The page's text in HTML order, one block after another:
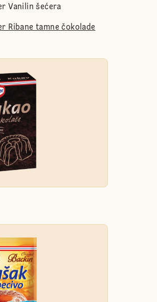
Vanilin šećera
Ribane tamne čokolade